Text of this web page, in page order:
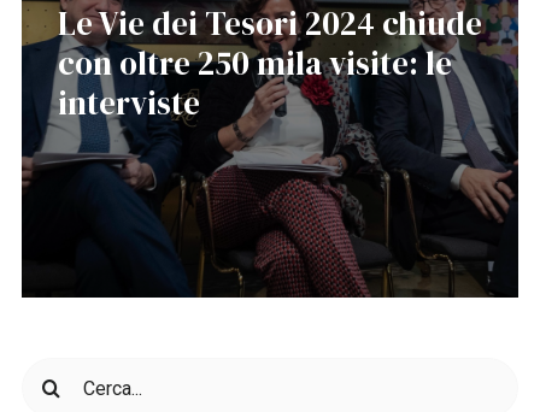
Le Vie dei Tesori 2024 chiude
con oltre 250 mila visite: le
interviste
per: